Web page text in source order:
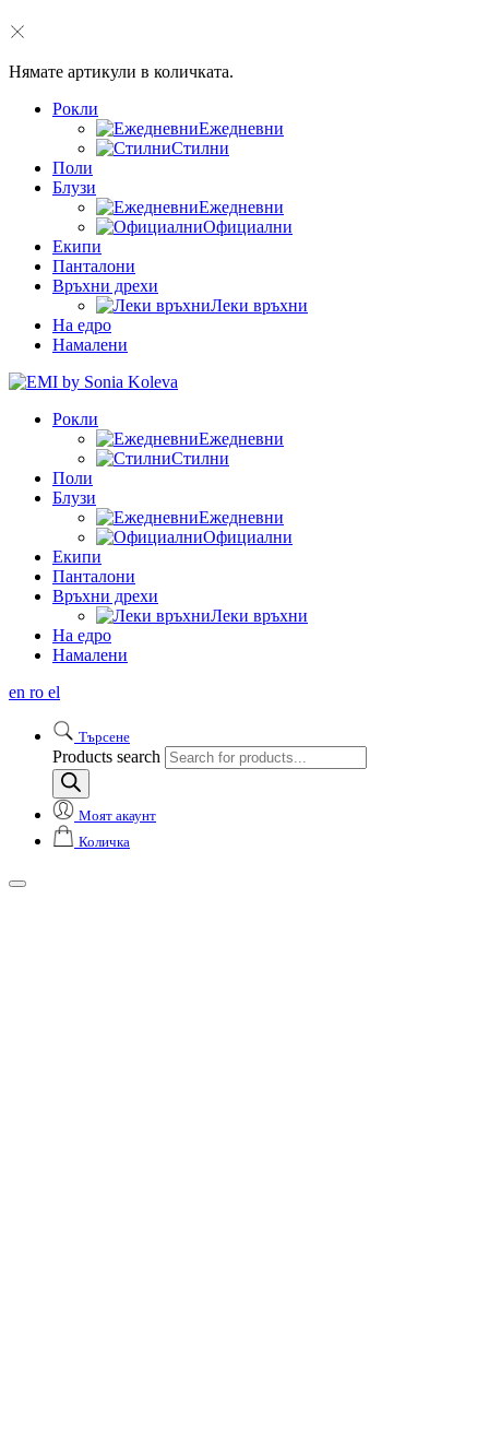
Нямате артикули в количката.
Рокли
Ежедневни
Стилни
Поли
Блузи
Ежедневни
Официални
Екипи
Панталони
Връхни дрехи
Леки връхни
На едро
Намалени
Рокли
Ежедневни
Стилни
Поли
Блузи
Ежедневни
Официални
Екипи
Панталони
Връхни дрехи
Леки връхни
На едро
Намалени
en ro el
Търсене
Products search
Моят акаунт
Количка